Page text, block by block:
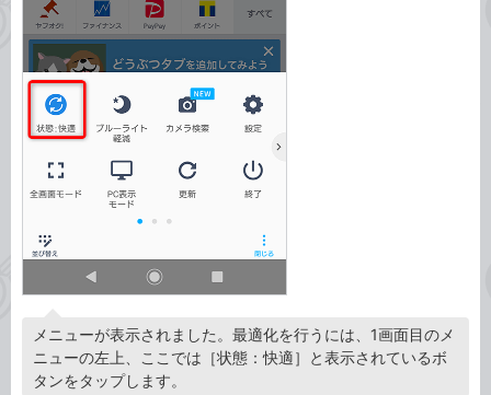
メニューが表示されました。最適化を行うには、1画面目のメ
ニューの左上、ここでは［状態：快適］と表示されているボ
タンをタップします。